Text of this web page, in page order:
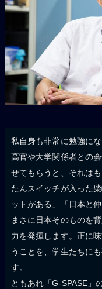
私自身も非常に勉強に
高官や大学関係者との
せてもらうと、それは
たんスイッチが入った
ットがある」「日本と
まさに日本そのものを
力を発揮します。正に
うことを、学生たちに
す。
ともあれ「G-SPASE」